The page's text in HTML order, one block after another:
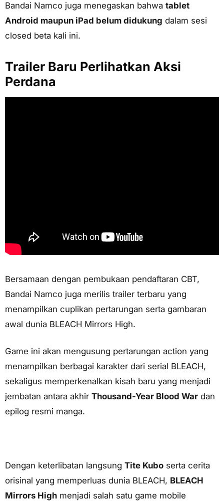
Bandai Namco juga menegaskan bahwa tablet
Android maupun iPad belum didukung dalam sesi
closed beta kali ini.
Trailer Baru Perlihatkan Aksi
Perdana
Bersamaan dengan pembukaan pendaftaran CBT,
Bandai Namco juga merilis trailer terbaru yang
menampilkan cuplikan pertarungan serta gambaran
awal dunia BLEACH Mirrors High.
Game ini akan mengusung pertarungan action yang
menampilkan berbagai karakter dari serial BLEACH,
sekaligus memperkenalkan kisah baru yang menjadi
jembatan antara akhir Thousand-Year Blood War dan
epilog resmi manga.
Dengan keterlibatan langsung Tite Kubo serta cerita
orisinal yang memperluas dunia BLEACH, BLEACH
Mirrors High menjadi salah satu game mobile